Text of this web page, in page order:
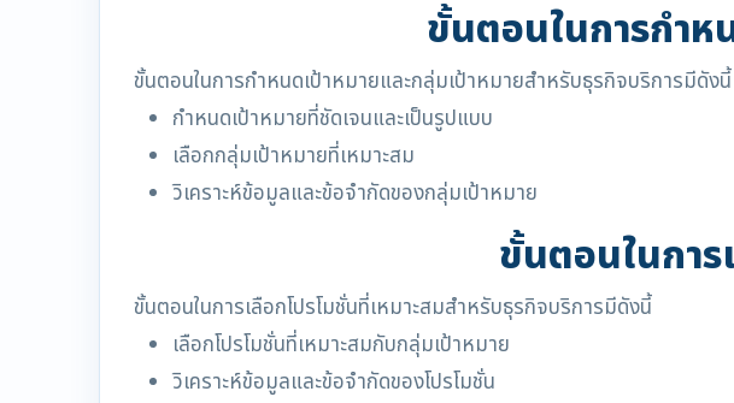
ขั้นตอนในการกำห
ขั้นตอนในการกำหนดเป้าหมายและกลุ่มเป้าหมายสำหรับธุรกิจบริการมีดังนี้
กำหนดเป้าหมายที่ชัดเจนและเป็นรูปแบบ
เลือกกลุ่มเป้าหมายที่เหมาะสม
วิเคราะห์ข้อมูลและข้อจำกัดของกลุ่มเป้าหมาย
ขั้นตอนในการ
ขั้นตอนในการเลือกโปรโมชั่นที่เหมาะสมสำหรับธุรกิจบริการมีดังนี้
เลือกโปรโมชั่นที่เหมาะสมกับกลุ่มเป้าหมาย
วิเคราะห์ข้อมูลและข้อจำกัดของโปรโมชั่น